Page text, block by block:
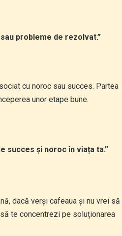
probleme de rezolvat.”
cu noroc sau succes. Partea
unor etape bune.
succes și noroc în viața ta.”
dacă verși cafeaua și nu vrei să
te concentrezi pe soluționarea